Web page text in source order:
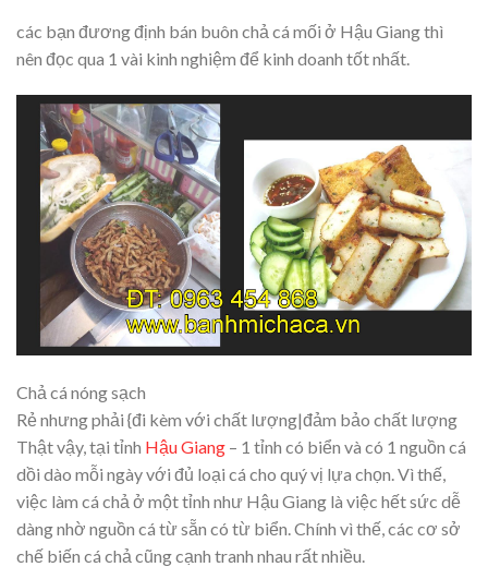
các bạn đương định bán buôn chả cá mối ở Hậu Giang thì
nên đọc qua 1 vài kinh nghiệm để kinh doanh tốt nhất.
Chả cá nóng sạch
Rẻ nhưng phải {đi kèm với chất lượng|đảm bảo chất lượng
Thật vậy, tại tỉnh Hậu Giang – 1 tỉnh có biển và có 1 nguồn cá
dồi dào mỗi ngày với đủ loại cá cho quý vị lựa chọn. Vì thế,
việc làm cá chả ở một tỉnh như Hậu Giang là việc hết sức dễ
dàng nhờ nguồn cá từ sẵn có từ biển. Chính vì thế, các cơ sở
chế biến cá chả cũng cạnh tranh nhau rất nhiều.